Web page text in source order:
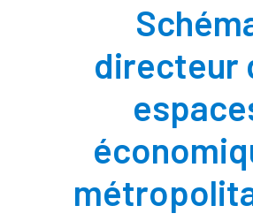
directeur